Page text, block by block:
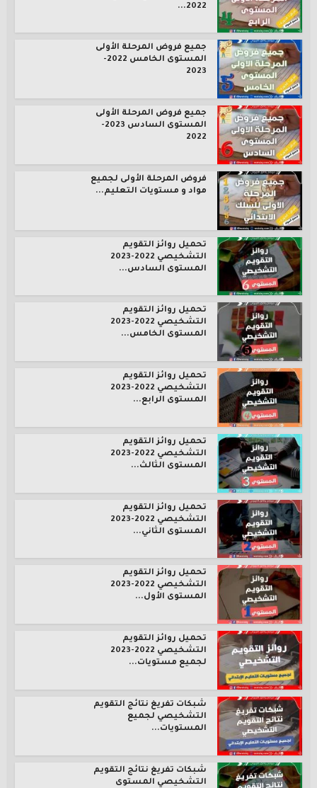
2022...
جميع فروض المرحلة الأولى
المستوى الخامس 2022-
2023
جميع فروض المرحلة الأولى
المستوى السادس 2023-
2022
فروض المرحلة الأولى لجميع
مواد و مستويات التعليم...
تحميل روائز التقويم
التشخيصي 2022-2023
المستوى السادس...
تحميل روائز التقويم
التشخيصي 2022-2023
المستوى الخامس...
تحميل روائز التقويم
التشخيصي 2022-2023
المستوى الرابع...
تحميل روائز التقويم
التشخيصي 2022-2023
المستوى الثالث...
تحميل روائز التقويم
التشخيصي 2022-2023
المستوى الثاني...
تحميل روائز التقويم
التشخيصي 2022-2023
المستوى الأول...
تحميل روائز التقويم
التشخيصي 2022-2023
لجميع مستويات...
شبكات تفريغ نتائج التقويم
التشخيصي لجميع
المستويات...
شبكات تفريغ نتائج التقويم
التشخيصي المستوى